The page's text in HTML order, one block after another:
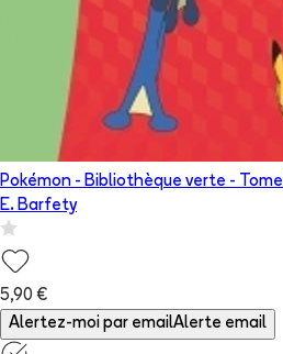
Pokémon - Bibliothèque verte - Tome
E. Barfety
5,90 €
Alertez-moi par emailAlerte email